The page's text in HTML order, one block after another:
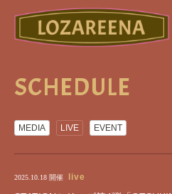
SCHEDULE
MEDIA LIVE EVENT
2025.10.18 開催 live